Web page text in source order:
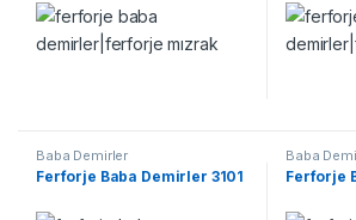
Baba Demirler
Ferforje Baba Demirler 3101
Baba
Ferforje